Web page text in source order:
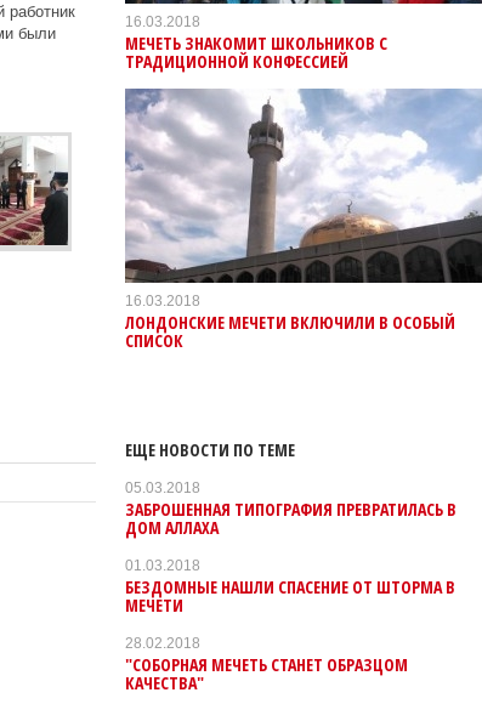
работник
были
16.03.2018
МЕЧЕТЬ ЗНАКОМИТ ШКОЛЬНИКОВ С
ТРАДИЦИОННОЙ КОНФЕССИЕЙ
16.03.2018
ЛОНДОНСКИЕ МЕЧЕТИ ВКЛЮЧИЛИ В ОСОБЫЙ
СПИСОК
ЕЩЕ НОВОСТИ ПО ТЕМЕ
05.03.2018
ЗАБРОШЕННАЯ ТИПОГРАФИЯ ПРЕВРАТИЛАСЬ В
ДОМ АЛЛАХА
01.03.2018
БЕЗДОМНЫЕ НАШЛИ СПАСЕНИЕ ОТ ШТОРМА В
МЕЧЕТИ
28.02.2018
"СОБОРНАЯ МЕЧЕТЬ СТАНЕТ ОБРАЗЦОМ
КАЧЕСТВА"